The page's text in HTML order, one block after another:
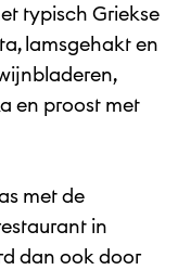
typisch Griekse
lamsgehakt en
en proost met
met de
in
dan ook door